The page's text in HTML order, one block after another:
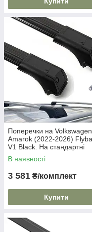
Поперечки на Volkswagen
Amarok (2022-2026)
V1 Black. На стандартні
рейлінги. Без замка. Чорні
В наявності
3 581 ₴/комплект
Купити